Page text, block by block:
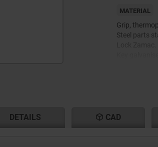
MATERIAL
Grip,
Steel parts
DETAILS CAD